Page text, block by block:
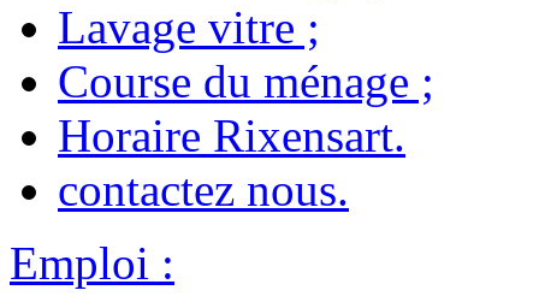
Lavage vitre ;
Course du ménage ;
Horaire Rixensart.
contactez nous.
Emploi :